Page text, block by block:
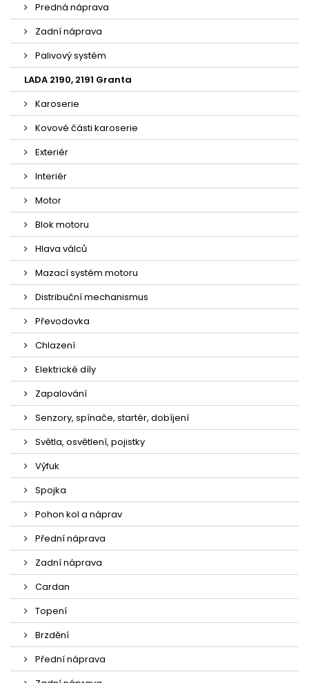
Predná náprava
Zadní náprava
Palivový systém
LADA 2190, 2191 Granta
Karoserie
Kovové části karoserie
Exteriér
Interiér
Motor
Blok motoru
Hlava válců
Mazací systém motoru
Distribuční mechanismus
Převodovka
Chlazení
Elektrické díly
Zapalování
Senzory, spínače, startér, dobíjení
Světla, osvětlení, pojistky
Výfuk
Spojka
Pohon kol a náprav
Přední náprava
Zadní náprava
Cardan
Topení
Brzdění
Přední náprava